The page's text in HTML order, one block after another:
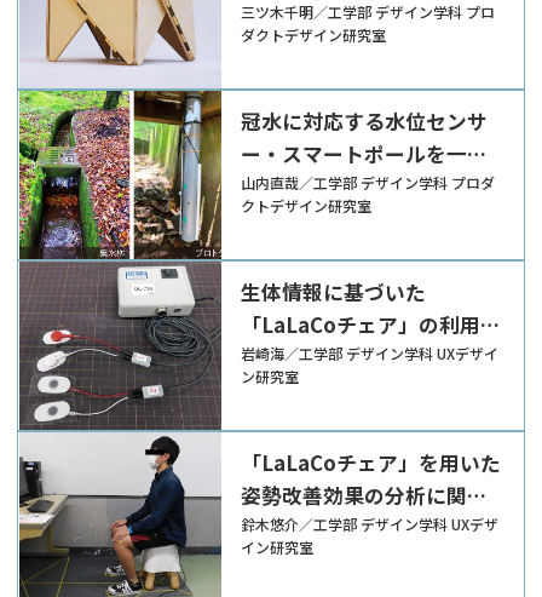
ン提案
三ツ木千明／工学部 デザイン学科 プロ
ダクトデザイン研究室
冠水に対応する水位センサ
ー・スマートポールを一体
としたデザイン提案
山内直哉／工学部 デザイン学科 プロダ
クトデザイン研究室
生体情報に基づいた
「LaLaCoチェア」の利用方
法の違いにおける運動効果
の分析
岩崎海／工学部 デザイン学科 UXデザイ
ン研究室
「LaLaCoチェア」を用いた
姿勢改善効果の分析に関す
る研究
鈴木悠介／工学部 デザイン学科 UXデザ
イン研究室